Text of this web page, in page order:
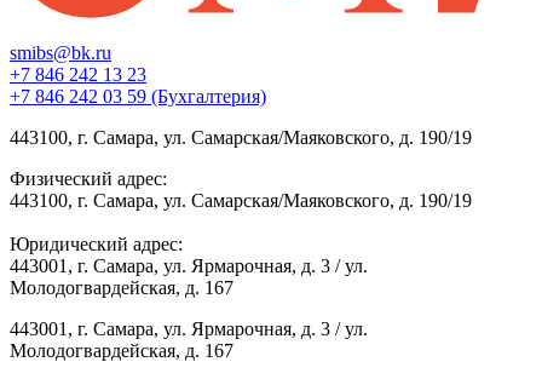
smibs@bk.ru
+7 846 242 13 23
+7 846 242 03 59 (Бухгалтерия)
443100, г. Самара, ул. Самарская/Маяковского, д. 190/19
Физический адрес:
443100, г. Самара, ул. Самарская/Маяковского, д. 190/19
Юридический адрес:
443001, г. Самара, ул. Ярмарочная, д. 3 / ул.
Молодогвардейская, д. 167
443001, г. Самара, ул. Ярмарочная, д. 3 / ул.
Молодогвардейская, д. 167